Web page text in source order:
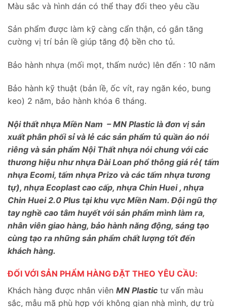
Màu sắc và hình dán có thể thay đổi theo yêu cầu
Sản phẩm được làm kỹ càng cẩn thận, có gắn tăng
cường vị trí bản lề giúp tăng độ bền cho tủ.
Bảo hành nhựa (mối mọt, thấm nước) lên đến : 10 năm
Bảo hành kỹ thuật (bản lề, ốc vít, ray ngăn kéo, bung
keo) 2 năm, bảo hành khóa 6 tháng.
Nội thất nhựa Miền Nam – MN Plastic là đơn vị sản
xuất phân phối sỉ và lẻ các sản phẩm tủ quần áo nói
riêng và sản phẩm Nội Thất nhựa nói chung với các
thương hiệu như nhựa Đài Loan phổ thông giá rẻ( tấm
nhựa Ecomi, tấm nhựa Prizo và các tấm nhựa tương
tự), nhựa Ecoplast cao cấp, nhựa Chin Huei , nhựa
Chin Huei 2.0 Plus tại khu vực Miền Nam. Đội ngũ thợ
tay nghề cao tâm huyết với sản phẩm mình làm ra,
nhân viên giao hàng, bảo hành năng động, sáng tạo
cùng tạo ra những sản phẩm chất lượng tốt đến
khách hàng.
ĐỐI VỚI SẢN PHẨM HÀNG ĐẶT THEO YÊU CẦU:
Khách hàng được nhân viên MN Plastic tư vấn màu
sắc, mẫu mã phù hợp với không gian nhà mình, dự trù